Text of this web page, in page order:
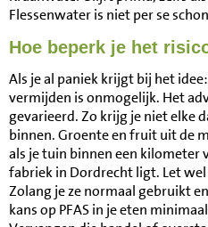
Flessenwater is niet per se
Hoe beperk je het
Als je al paniek krijgt bij het
vermijden is onmogelijk. Het
gevarieerd. Zo krijg je niet elke
binnen. Groente en fruit uit de
als je tuin binnen een kilometer
fabriek in Dordrecht ligt. Let
Zolang je ze normaal gebruikt
kans op PFAS in je eten